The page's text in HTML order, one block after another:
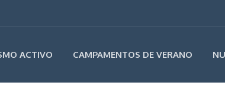
ACTIVO CAMPAMENTOS DE VERANO